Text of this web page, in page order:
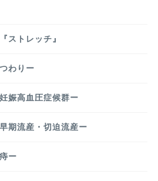
ストレッチ』
わりー
娠高血圧症候群ー
期流産・切迫流産ー
ー